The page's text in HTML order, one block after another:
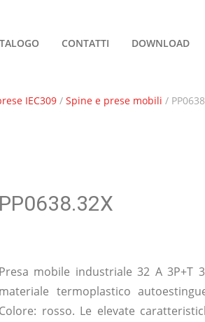
CONTATTI DOWNLOAD
IEC309/ Spine e prese mobili /
PP0638.32X
Presa mobile industriale 32 A 3P+T
materiale termoplastico
Colore: rosso. Le elevate